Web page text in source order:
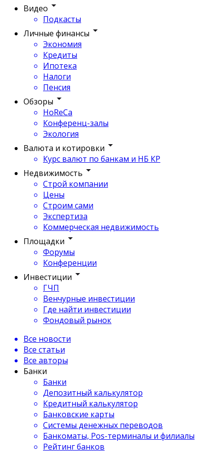
Видео
Подкасты
Личные финансы
Экономия
Кредиты
Ипотека
Налоги
Пенсия
Обзоры
HoReCa
Конференц-залы
Экология
Валюта и котировки
Курс валют по банкам и НБ КР
Недвижимость
Строй компании
Цены
Строим сами
Экспертиза
Коммерческая недвижимость
Площадки
Форумы
Конференции
Инвестиции
ГЧП
Венчурные инвестиции
Где найти инвестиции
Фондовый рынок
Все новости
Все статьи
Все авторы
Банки
Банки
Депозитный калькулятор
Кредитный калькулятор
Банковские карты
Системы денежных переводов
Банкоматы, Pos-терминалы и филиалы
Рейтинг банков